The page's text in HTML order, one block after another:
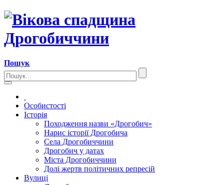
Пошук
Особистості
Історія
Походження назви «Дрогобич»
Нарис історії Дрогобича
Села Дрогобиччини
Дрогобич у датах
Міста Дрогобиччини
Долі жертв політичних репресій
Вулиці